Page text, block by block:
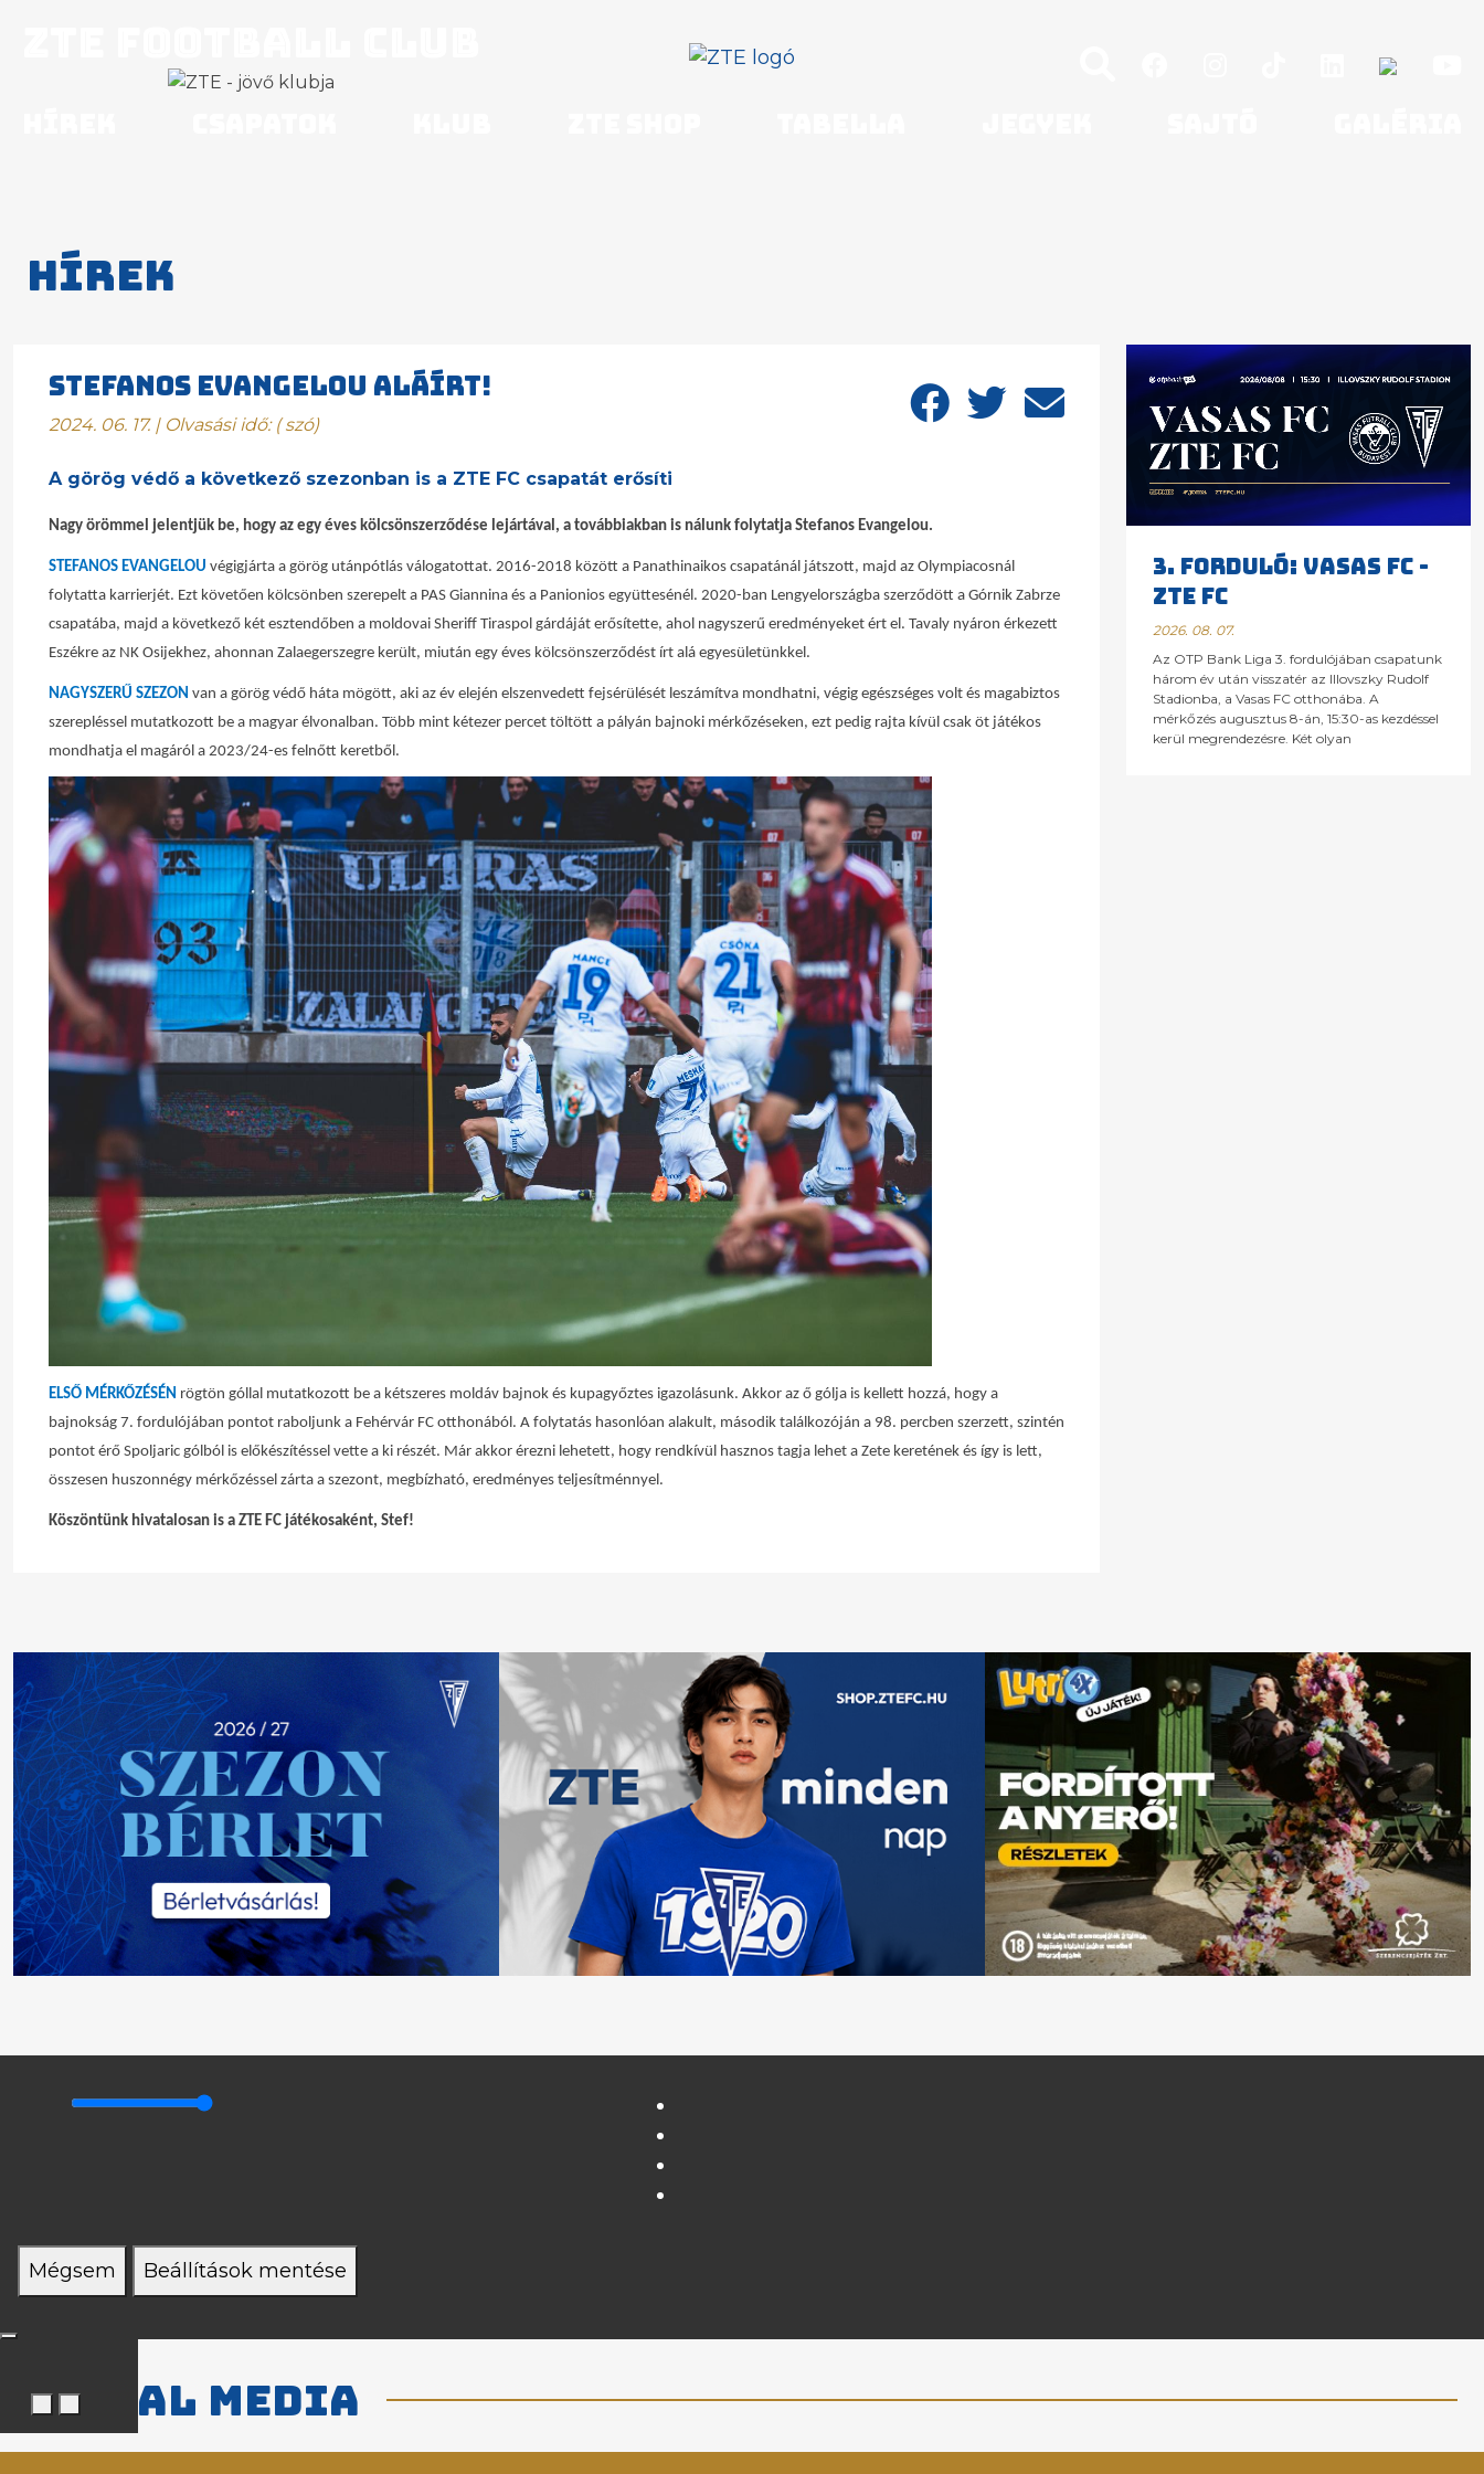
Hírek
STEFANOS EVANGELOU ALÁÍRT!
2024. 06. 17. | Olvasási idő: (szó)
A görög védő a következő szezonban is a ZTE FC csapatát erősíti
Nagy örömmel jelentjük be, hogy az egy éves kölcsönszerződése lejártával, a továbbiakban is nálunk folytatja Stefanos Evangelou.
STEFANOS EVANGELOU végigjárta a görög utánpótlás válogatottat. 2016-2018 között a Panathinaikos csapatánál játszott, majd az Olympiacosnál
folytatta karrierjét. Ezt követően kölcsönben szerepelt a PAS Giannina és a Panionios együttesénél. 2020-ban Lengyelországba szerződött a Górnik Zabrze
csapatába, majd a következő két esztendőben a moldovai Sheriff Tiraspol gárdáját erősítette, ahol nagyszerű eredményeket ért el. Tavaly nyáron érkezett
Eszékre az NK Osijekhez, ahonnan Zalaegerszegre került, miután egy éves kölcsönszerződést írt alá egyesületünkkel.
NAGYSZERŰ SZEZON van a görög védő háta mögött, aki az év elején elszenvedett fejsérülését leszámítva mondhatni, végig egészséges volt és magabiztos
szerepléssel mutatkozott be a magyar élvonalban. Több mint kétezer percet töltött a pályán bajnoki mérkőzéseken, ezt pedig rajta kívül csak öt játékos
mondhatja el magáról a 2023/24-es felnőtt keretből.
ELSŐ MÉRKŐZÉSÉN rögtön góllal mutatkozott be a kétszeres moldáv bajnok és kupagyőztes igazolásunk. Akkor az ő gólja is kellett hozzá, hogy a
bajnokság 7. fordulójában pontot raboljunk a Fehérvár FC otthonából. A folytatás hasonlóan alakult, második találkozóján a 98. percben szerzett, szintén
pontot érő Spoljaric gólból is előkészítéssel vette a ki részét. Már akkor érezni lehetett, hogy rendkívül hasznos tagja lehet a Zete keretének és így is lett,
összesen huszonnégy mérkőzéssel zárta a szezont, megbízható, eredményes teljesítménnyel.
Köszöntünk hivatalosan is a ZTE FC játékosaként, Stef!
3. FORDULÓ: VASAS FC -
ZTE FC
2026. 08. 07.
Az OTP Bank Liga 3. fordulójában csapatunk
három év után visszatér az Illovszky Rudolf
Stadionba, a Vasas FC otthonába. A
mérkőzés augusztus 8-án, 15:30-as kezdéssel
kerül megrendezésre. Két olyan
Mégsem Beállítások mentése
Social media